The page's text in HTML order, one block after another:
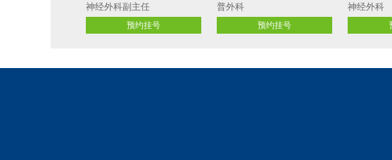
泌尿外科
预约挂号
骨外科
预约挂号
骨外科